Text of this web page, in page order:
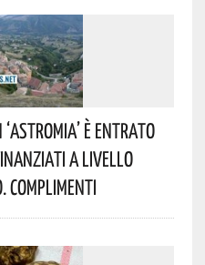
È Entrato
A Livello
Complimenti